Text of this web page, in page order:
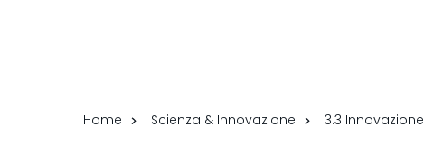
Home Scienza & Innovazione 3.3 Innovazione